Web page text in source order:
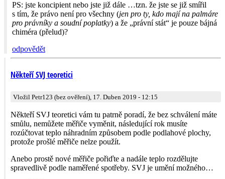
PS: jste koncipient nebo jste již dále …tzn. že jste se již smířil
s tím, že právo není pro všechny (jen pro ty, kdo mají na palmáre
pro právníky a soudní poplatky) a že „právní stát“ je pouze bájná
chiméra (přelud)?
odpovědět
Někteří SVJ teoretici
Vložil Petr123 (bez ověření), 17. Duben 2019 - 12:15
Někteří SVJ teoretici vám tu patrně poradí, že bez schválení máte
smůlu, nemůžete měřiče vyměnit, následující rok musíte
rozúčtovat teplo náhradním způsobem podle podlahové plochy,
protože prošlé měřiče nelze použít.
Anebo prostě nové měřiče pořiďte a nadále teplo rozdělujte
spravedlivě podle naměřené spotřeby. SVJ je umění možného…